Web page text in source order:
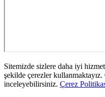
Sitemizde sizlere daha iyi
şekilde çerezler kullanmaktayız.
inceleyebilirsiniz. Çerez